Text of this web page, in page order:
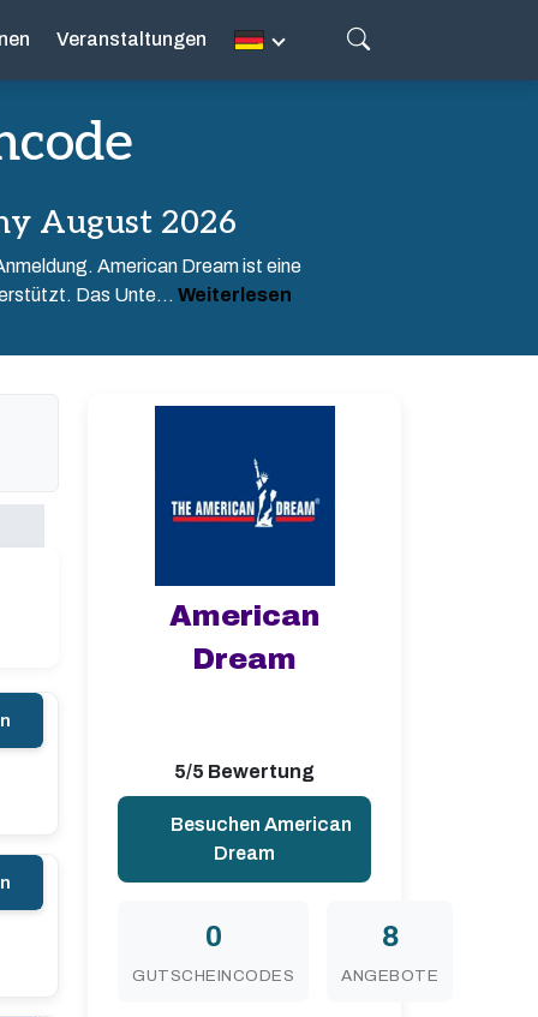
Veranstaltungen
August 2026
American Dream ist eine
Das Unte... Weiterlesen
American
Dream
5/5 Bewertung
Besuchen American
Dream
0
GUTSCHEINCODES
8
ANGEBOTE